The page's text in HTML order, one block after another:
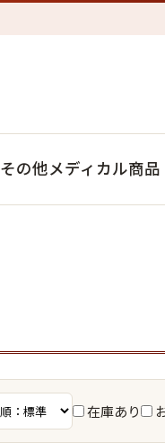
その他メディカル商品
在庫あり